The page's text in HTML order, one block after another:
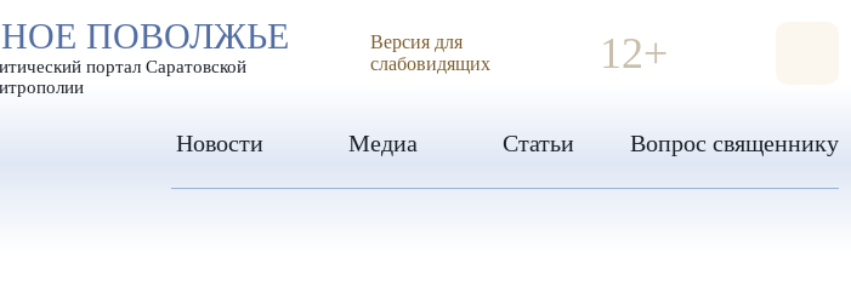
ИЗОБРАЖЕНИЯ
ПОВОЛЖЬЕ
портал Саратовской
Версия для
слабовидящих
12+
Новости Медиа Статьи Вопрос священнику